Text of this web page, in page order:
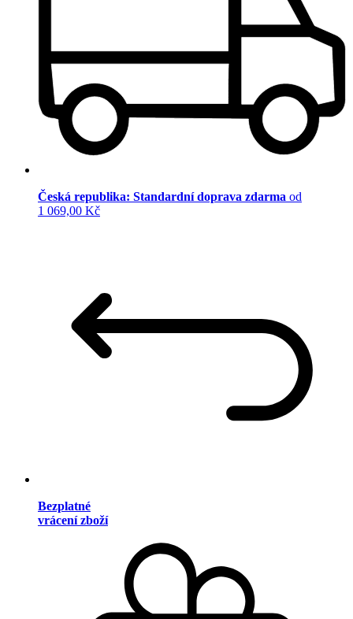
Česká republika: Standardní doprava zdarma od
1 069,00 Kč
Bezplatné
vrácení zboží